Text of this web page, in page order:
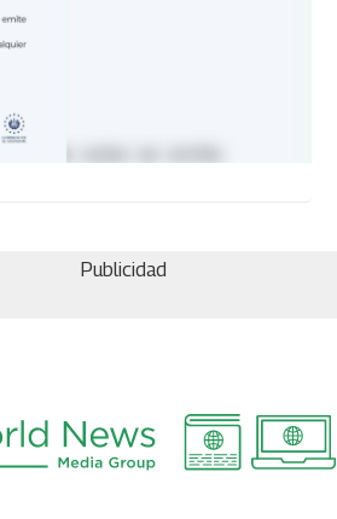
Publicidad